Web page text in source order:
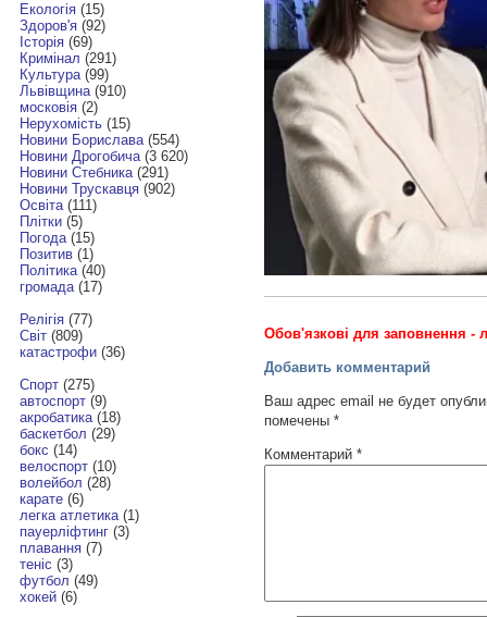
Екологія(15)
Здоров'я(92)
Історія(69)
Кримінал (291)
Культура(99)
Львівщина(910)
московія(2)
Нерухомість(15)
Новини Борислава(554)
Новини Дрогобича(3 620)
Новини Стебника(291)
Новини Трускавця(902)
Освіта(111)
Плітки(5)
Погода(15)
Позитив(1)
Політика(40)
громада(17)
Релігія(77)
Світ(809)
катастрофи(36)
Спорт(275)
автоспорт(9)
акробатика(18)
баскетбол (29)
бокс (14)
велоспорт(10)
волейбол (28)
карате(6)
легка атлетика(1)
пауерліфтинг(3)
плавання(7)
теніс (3)
футбол (49)
хокей(6)
Обов'язкові для заповнення -
Добавить комментарий
Ваш адрес email не будет
помечены *
Комментарий *